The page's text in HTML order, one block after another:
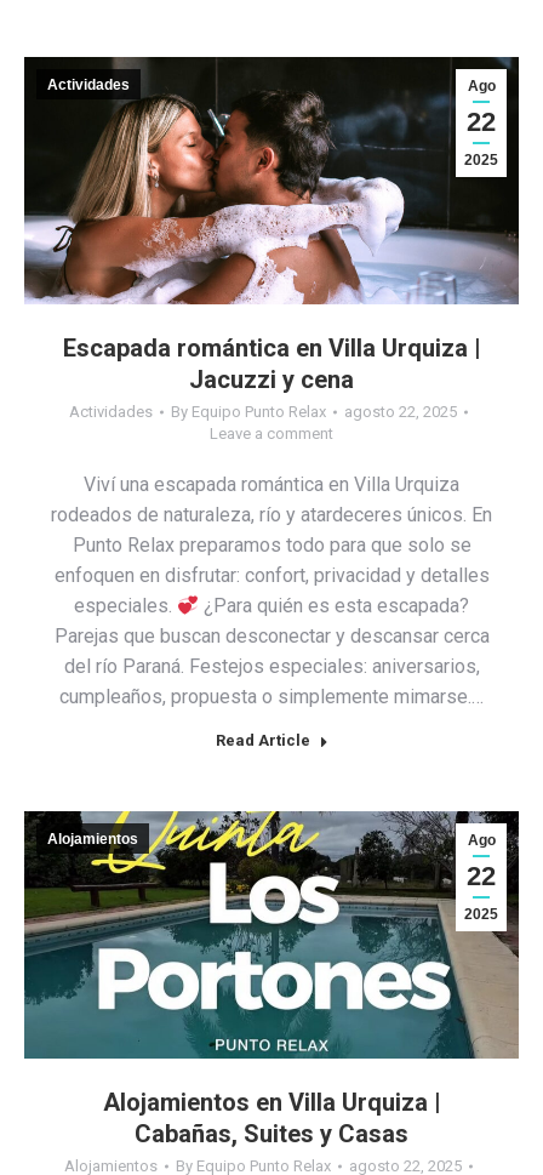
Escapada romántica en Villa Urquiza |
Jacuzzi y cena
Actividades By Equipo Punto Relax
agosto 22, 2025
Leave a comment
Ago
22
2025
Actividades
Viví una escapada romántica en Villa Urquiza
rodeados de naturaleza, río y atardeceres únicos. En
Punto Relax preparamos todo para que solo se
enfoquen en disfrutar: confort, privacidad y detalles
especiales.
¿Para quién es esta escapada?
Parejas que buscan desconectar y descansar cerca
del río Paraná. Festejos especiales: aniversarios,
cumpleaños, propuesta o simplemente mimarse.…
Read Article
Alojamientos en Villa Urquiza |
Cabañas, Suites y Casas
Alojamientos By Equipo Punto Relax agosto 22, 2025
Ago
22
2025
Alojamientos